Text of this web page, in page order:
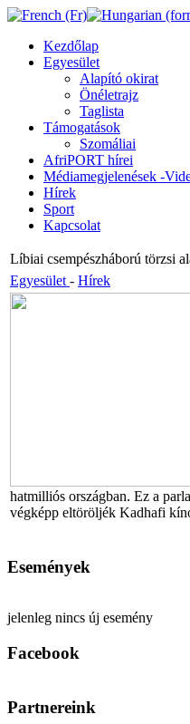
Kezdőlap
Egyesület
Alapító okirat
Önéletrajz
Taglista
Támogatások
Szomáliai
AfriPORT hírei
Médiamegjelenések -
Hírek
Sport
Kapcsolat
Líbiai csempészháború törzsi
Egyesület - Hírek
hatmilliós országban. Ez a
végképp eltöröljék Kadhafi
Események
jelenleg nincs új esemény
Facebook
Partnereink